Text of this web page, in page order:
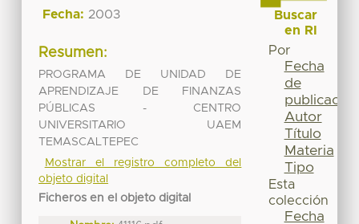
Fecha: 2003
Resumen:
PROGRAMA DE UNIDAD DE
APRENDIZAJE DE FINANZAS
PÚBLICAS - CENTRO
UNIVERSITARIO UAEM
TEMASCALTEPEC
Mostrar el registro completo del
objeto digital
Ficheros en el objeto digital
Buscar
en RI
Por
Fecha
de
publicación
Autor
Título
Materia
Tipo
Esta
colección
Fecha